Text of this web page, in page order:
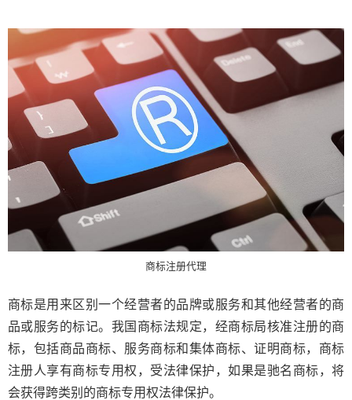
商标注册代理
商标是用来区别一个经营者的品牌或服务和其他经营者的商
品或服务的标记。我国商标法规定，经商标局核准注册的商
标，包括商品商标、服务商标和集体商标、证明商标，商标
注册人享有商标专用权，受法律保护，如果是驰名商标，将
会获得跨类别的商标专用权法律保护。